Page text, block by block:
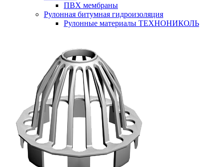
ПВХ мембраны
Рулонная битумная гидроизоляция
Рулонные материалы ТЕХНОНИКОЛЬ